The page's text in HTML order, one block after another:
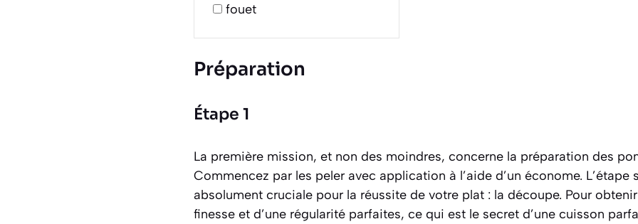
fouet
Préparation
Étape 1
La première mission, et non des moindres, concerne la préparation des
Commencez par les peler avec application à l’aide d’un économe. L’étape
absolument cruciale pour la réussite de votre plat : la découpe. Pour
finesse et d’une régularité parfaites, ce qui est le secret d’une cuisson